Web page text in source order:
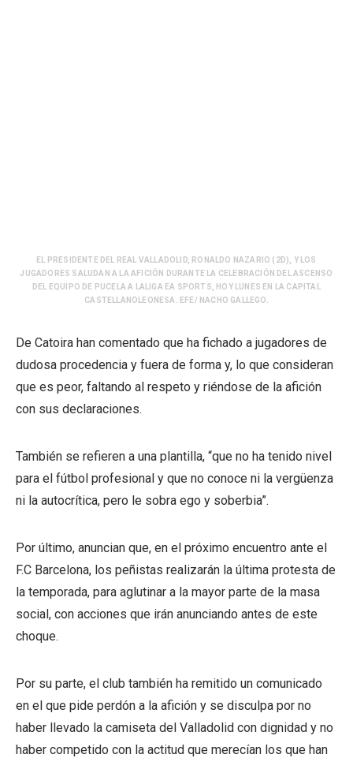
EL PRESIDENTE DEL REAL VALLADOLID, RONALDO NAZARIO (2D), Y LOS
JUGADORES SALUDAN A LA AFICIÓN DURANTE LA CELEBRACIÓN DEL ASCENSO
DEL EQUIPO DE PUCELA A LALIGA EA SPORTS, HOY LUNES EN LA CAPITAL
CASTELLANOLEONESA. EFE/ NACHO GALLEGO.
De Catoira han comentado que ha fichado a jugadores de
dudosa procedencia y fuera de forma y, lo que consideran
que es peor, faltando al respeto y riéndose de la afición
con sus declaraciones.
También se refieren a una plantilla, “que no ha tenido nivel
para el fútbol profesional y que no conoce ni la vergüenza
ni la autocrítica, pero le sobra ego y soberbia”.
Por último, anuncian que, en el próximo encuentro ante el
F.C Barcelona, los peñistas realizarán la última protesta de
la temporada, para aglutinar a la mayor parte de la masa
social, con acciones que irán anunciando antes de este
choque.
Por su parte, el club también ha remitido un comunicado
en el que pide perdón a la afición y se disculpa por no
haber llevado la camiseta del Valladolid con dignidad y no
haber competido con la actitud que merecían los que han